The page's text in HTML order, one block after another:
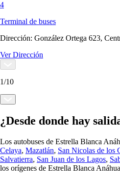
4
Terminal de buses
Dirección: González Ortega 623,
Ver Dirección
1/10
¿Desde donde hay
Los autobuses de Estrella Blanca
Celaya, Mazatlán, San Nicolas de los
Salvatierra, San Juan de los Lagos,
los orígenes de Estrella Blanca